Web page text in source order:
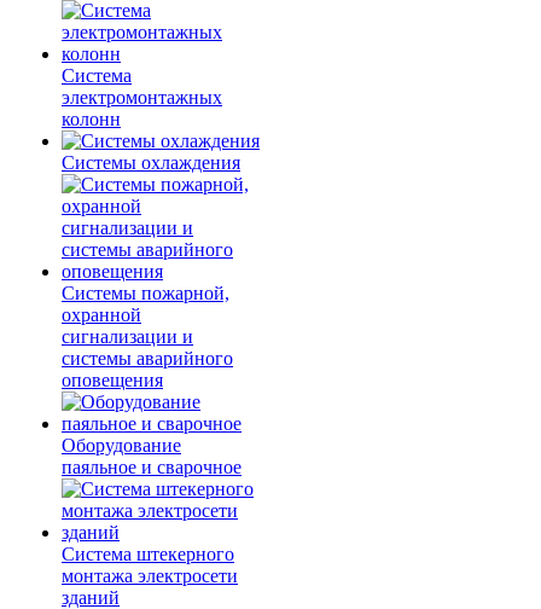
Система
электромонтажных
колонн
Системы охлаждения
Системы пожарной,
охранной
сигнализации и
системы аварийного
оповещения
Оборудование
паяльное и сварочное
Система штекерного
монтажа электросети
зданий